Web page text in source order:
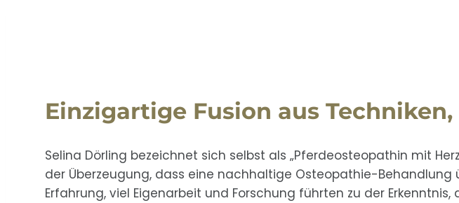
Einzigartige Fusion aus
Selina Dörling bezeichnet sich selbst als „Pferdeosteopathin mit
der Überzeugung, dass eine nachhaltige Osteopathie-Behandlung
Erfahrung, viel Eigenarbeit und Forschung führten zu der